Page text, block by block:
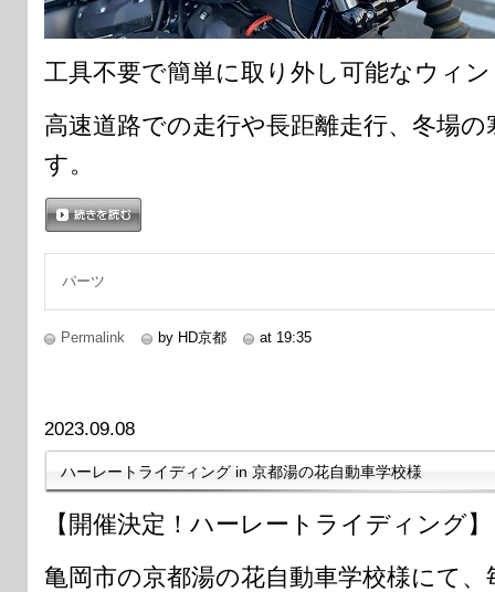
工具不要で簡単に取り外し可能なウィ
高速道路での走行や長距離走行、冬場
す。
パーツ
Permalink by HD京都 at 19:35
2023.09.08
ハーレートライディング in 京都湯の花自動車学校様
【開催決定！ハーレートライディング】
亀岡市の京都湯の花自動車学校様にて